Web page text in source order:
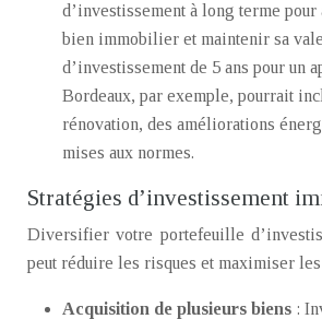
d’investissement à long terme
bien immobilier et maintenir sa
d’investissement de 5 ans pour un
Bordeaux, par exemple, pourrait
rénovation, des améliorations
mises aux normes.
Stratégies d’investissement
Diversifier votre portefeuille
peut réduire les risques et maximiser les
Acquisition de plusieurs biens :